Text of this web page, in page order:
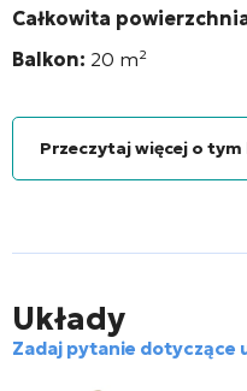
Całkowita
Balkon: 20 m²
Przeczytaj więcej o
Układy
Zadaj pytanie dotyczące